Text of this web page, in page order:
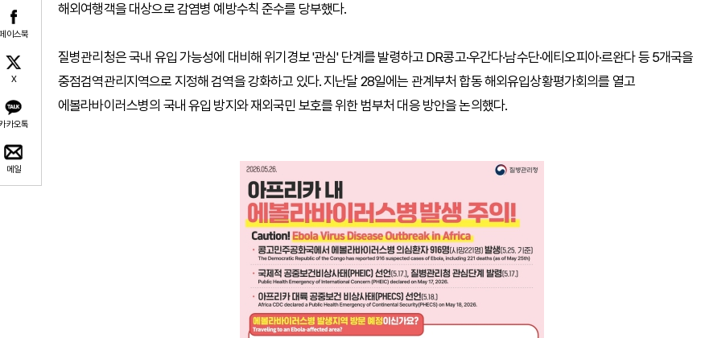
이스북
X
카오톡
메일
해외여행객을 대상으로 감염병 예방수칙 준수를 당부했다.
질병관리청은 국내 유입 가능성에 대비해 위기경보 '관심' 단계를 발령하고 DR콩고·우간다·남수단·에티오피아·르완다 등 5개국을
중점검역관리지역으로 지정해 검역을 강화하고 있다. 지난달 28일에는 관계부처 합동 해외유입상황평가회의를 열고
에볼라바이러스병의 국내 유입 방지와 재외국민 보호를 위한 범부처 대응 방안을 논의했다.